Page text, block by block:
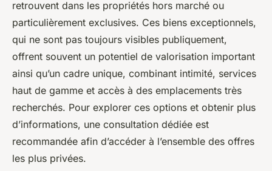
retrouvent dans les propriétés hors marché ou
particulièrement exclusives. Ces biens exceptionnels,
qui ne sont pas toujours visibles publiquement,
offrent souvent un potentiel de valorisation important
ainsi qu’un cadre unique, combinant intimité, services
haut de gamme et accès à des emplacements très
recherchés. Pour explorer ces options et obtenir plus
d’informations, une consultation dédiée est
recommandée afin d’accéder à l’ensemble des offres
les plus privées.